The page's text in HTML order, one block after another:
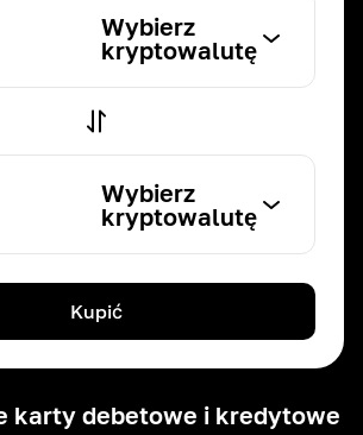
karty debetowe i kredytowe
Wybierz
kryptowalutę
Wybierz
kryptowalutę
Kupić